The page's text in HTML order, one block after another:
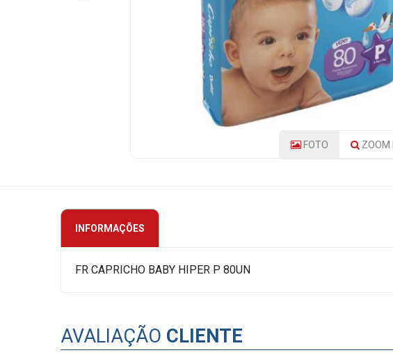
FOTO ZOOM
INFORMAÇÕES
FR CAPRICHO BABY HIPER P 80UN
AVALIAÇÃO CLIENTE